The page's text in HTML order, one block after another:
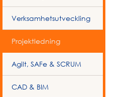
Verksamhetsutveckling
Projektledning
Agilt, SAFe & SCRUM
CAD & BIM